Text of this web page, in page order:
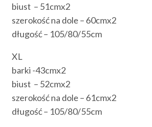
biust – 51cmx2
szerokość na dole – 60cmx2
długość – 105/80/55cm
XL
barki -43cmx2
biust – 52cmx2
szerokość na dole – 61cmx2
długość – 105/80/55cm